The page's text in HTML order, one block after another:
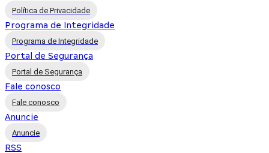
Política de Privacidade
Programa de Integridade
Programa de Integridade
Portal de Segurança
Portal de Segurança
Fale conosco
Fale conosco
Anuncie
Anuncie
RSS